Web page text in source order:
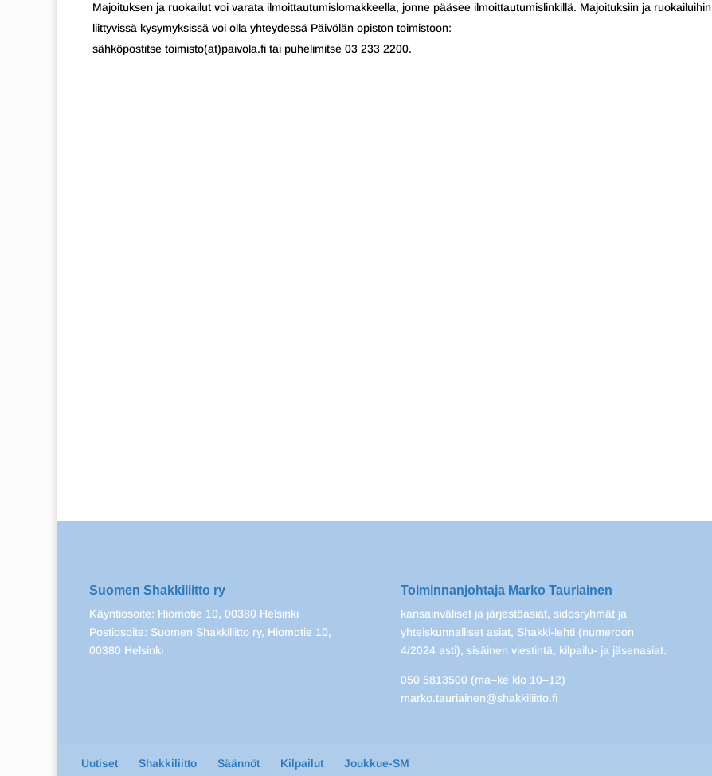
Majoituksen ja ruokailut voi varata ilmoittautumislomakkeella, jonne pääsee ilmoittautumislinkillä. Majoituksiin ja ruokailuihin
liittyvissä kysymyksissä voi olla yhteydessä Päivölän opiston toimistoon:
sähköpostitse toimisto(at)paivola.fi tai puhelimitse 03 233 2200.
Suomen Shakkiliitto ry
Käyntiosoite: Hiomotie 10, 00380 Helsinki
Postiosoite: Suomen Shakkiliitto ry, Hiomotie 10,
00380 Helsinki
Toiminnanjohtaja Marko Tauriainen
kansainväliset ja järjestöasiat, sidosryhmät ja
yhteiskunnalliset asiat, Shakki-lehti (numeroon
4/2024 asti), sisäinen viestintä, kilpailu- ja jäsenasiat.
050 5813500 (ma–ke klo 10–12)
marko.tauriainen@shakkiliitto.fi
Uutiset Shakkiliitto Säännöt Kilpailut Joukkue-SM